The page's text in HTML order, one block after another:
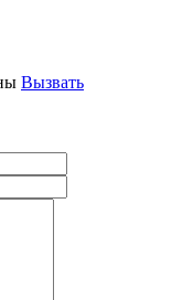
Вызвать